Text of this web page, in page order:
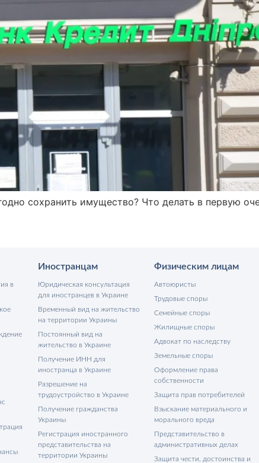
сохранить имущество? Что делать в первую
в
Иностранцам
Юридическая консультация
для иностранцев в Украине
Временный вид на жительство
на территории Украины
Постоянный вид на
жительство в Украине
Получение ИНН для
иностранца в Украине
Разрешение на
трудоустройство в Украине
Получение гражданства
Украины
Регистрация иностранного
представительства на
территории Украины
Физическим лицам
Автоюристы
Трудовые споры
Семейные споры
Жилищные споры
Адвокат по наследству
Земельные споры
Оформление права
собственности
Защита прав потребителей
Взыскание материального и
морального вреда
Представительство в
административных делах
Защита чести, достоинства и